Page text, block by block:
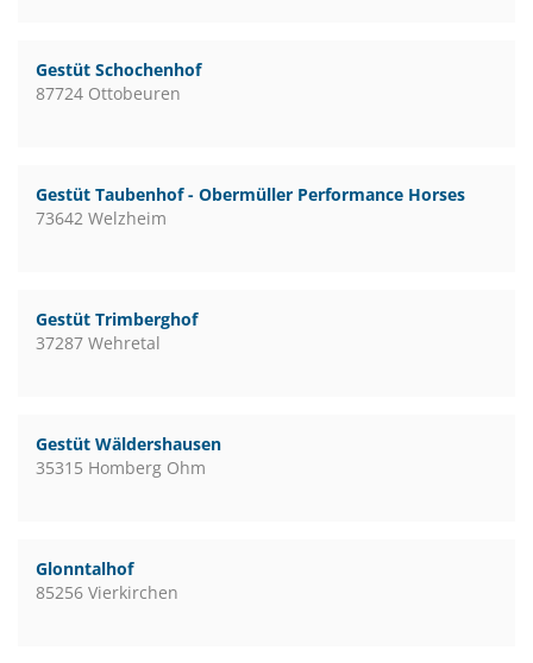
Gestüt Schochenhof
87724 Ottobeuren
Gestüt Taubenhof - Obermüller Performance Horses
73642 Welzheim
Gestüt Trimberghof
37287 Wehretal
Gestüt Wäldershausen
35315 Homberg Ohm
Glonntalhof
85256 Vierkirchen